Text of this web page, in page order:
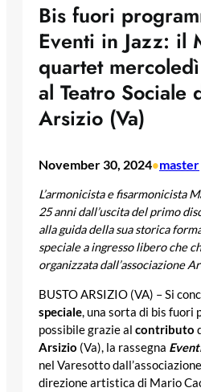
Bis fuori
Eventi in Jazz: il
quartet
al Teatro Sociale
Arsizio (Va)
November 30, 2024•master
L’armonicista e fisarmonicista
25 anni dall’uscita del primo
alla guida della sua storica
specialea ingresso libero che
organizzata dall’associazione
BUSTO ARSIZIO (VA) – Si
speciale, una sorta di bis fuori
possibile grazie al contributo
Arsizio (Va), la rassegna
nel Varesotto
direzione artistica di Mario